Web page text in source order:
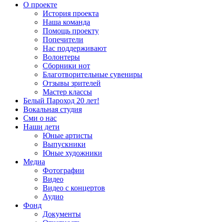
О проекте
История проекта
Наша команда
Помощь проекту
Попечители
Нас поддерживают
Волонтеры
Сборники нот
Благотворительные сувениры
Отзывы зрителей
Мастер классы
Белый Пароход 20 лет!
Вокальная студия
Сми о нас
Наши дети
Юные артисты
Выпускники
Юные художники
Медиа
Фотографии
Видео
Видео с концертов
Аудио
Фонд
Документы